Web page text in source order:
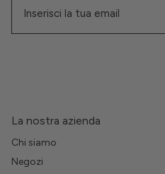
La nostra azienda
Chi siamo
Negozi